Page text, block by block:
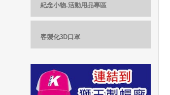
紀念小物.活動用品專區
客製化3D口罩